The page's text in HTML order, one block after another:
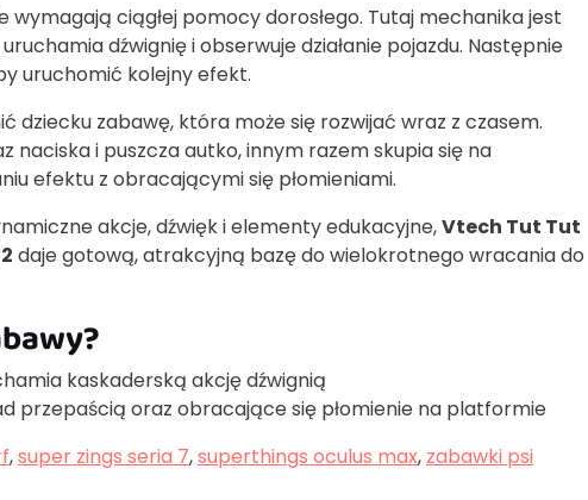
ciągłej pomocy dorosłego. Tutaj mechanika jest
dźwignię i obserwuje działanie pojazdu. Następnie
uruchomić kolejny efekt.
dziecku zabawę, która może się rozwijać wraz z czasem.
naciska i puszcza autko, innym razem skupia się na
efektu z obracającymi się płomieniami.
akcje, dźwięk i elementy edukacyjne,Vtech Tut Tut
daje gotową, atrakcyjną bazę do wielokrotnego wracania do
kaskaderską akcję dźwignią
przepaścią oraz obracające się płomienie na platformie
,super zings seria 7,superthings oculus max, zabawki psi